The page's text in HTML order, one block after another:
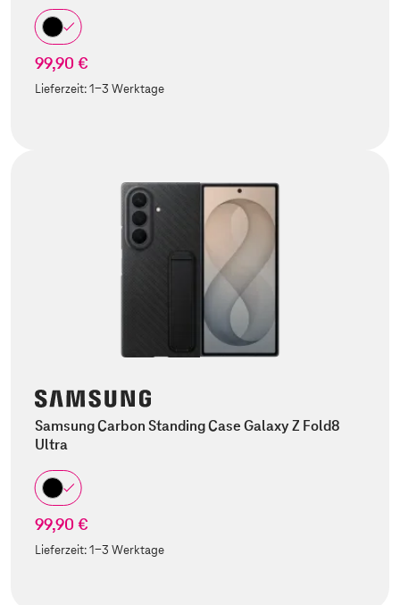
99,90 €
Lieferzeit:1-3 Werktage
Samsung Carbon Standing Case Galaxy Z Fold8
Ultra
99,90 €
Lieferzeit:1-3 Werktage